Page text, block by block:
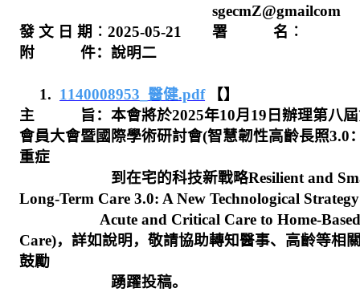
sgecmZ@gmailcom
發 文 日 期︰2025-05-21
署 名︰
附 件：說明二
1. 1140008953_醫健.pdf
【】
主 旨：本會將於2025年10月 19 日辦理第八
會員大會暨國際學術研討會(智慧韌性高齡長照3.0
重症
到在宅的科技新戰略Resilient and
Long-Term Care 3.0: A New Technological
Acute and Critical Care to Home-
Care)，詳如說明，敬請協助轉知醫事、高齡等相
鼓勵
踴躍投稿。